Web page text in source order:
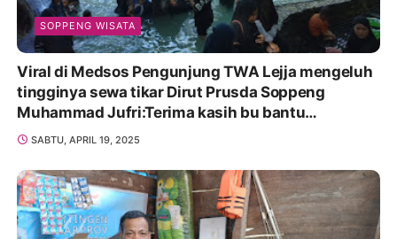
SOPPENG WISATA
Viral di Medsos Pengunjung TWA Lejja mengeluh
tingginya sewa tikar Dirut Prusda Soppeng
Muhammad Jufri:Terima kasih bu bantu
Promosikan
SABTU, APRIL 19, 2025